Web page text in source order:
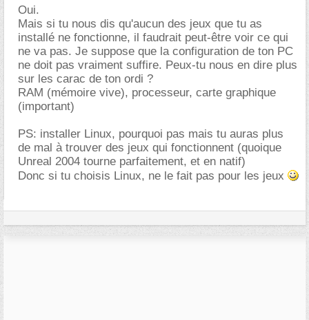
Oui.
Mais si tu nous dis qu'aucun des jeux que tu as
installé ne fonctionne, il faudrait peut-être voir ce qui
ne va pas. Je suppose que la configuration de ton PC
ne doit pas vraiment suffire. Peux-tu nous en dire plus
sur les carac de ton ordi ?
RAM (mémoire vive), processeur, carte graphique
(important)
PS: installer Linux, pourquoi pas mais tu auras plus
de mal à trouver des jeux qui fonctionnent (quoique
Unreal 2004 tourne parfaitement, et en natif)
Donc si tu choisis Linux, ne le fait pas pour les jeux